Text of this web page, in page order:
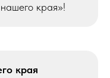
края»!
края